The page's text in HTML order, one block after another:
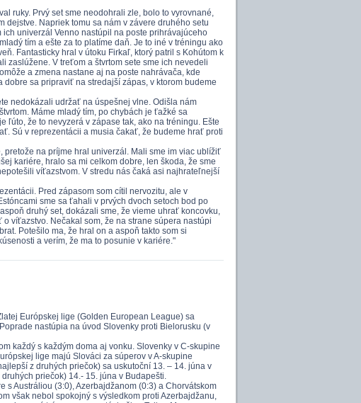
ruky. Prvý set sme neodohrali zle, bolo to vyrovnané,
dejstve. Napriek tomu sa nám v závere druhého setu
univerzál Venno nastúpil na poste prihrávajúceho
tím a ešte za to platíme daň. Je to iné v tréningu ako
Fantasticky hral v útoku Firkaľ, ktorý patril s Kohútom k
zaslúžene. V treťom a štvrtom sete sme ich nevedeli
a zmena nastane aj na poste nahrávača, kde
sa pripraviť na stredajší zápas, v ktorom budeme
nedokázali udržať na úspešnej vlne. Odišla nám
Máme mladý tím, po chybách je ťažké sa
ľúto, že to nevyzerá v zápase tak, ako na tréningu. Ešte
Sú v reprezentácii a musia čakať, že budeme hrať proti
na príjme hral univerzál. Mali sme im viac ublížiť
kariére, hralo sa mi celkom dobre, len škoda, že sme
víťazstvom. V stredu nás čaká asi najhrateľnejší
Pred zápasom som cítil nervozitu, ale v
sme sa ťahali v prvých dvoch setoch bod po
druhý set, dokázali sme, že vieme uhrať koncovku,
víťazstvo. Nečakal som, že na strane súpera nastúpi
Potešilo ma, že hral on a aspoň takto som si
a verím, že ma to posunie v kariére."
Európskej lige (Golden European League) sa
nastúpia na úvod Slovenky proti Bielorusku (v
každý s každým doma aj vonku. Slovenky v C-skupine
lige majú Slováci za súperov v A-skupine
z druhých priečok) sa uskutoční 13. – 14. júna v
priečok) 14.- 15. júna v Budapešti.
Austráliou (3:0), Azerbajdžanom (0:3) a Chorvátskom
však nebol spokojný s výsledkom proti Azerbajdžanu,